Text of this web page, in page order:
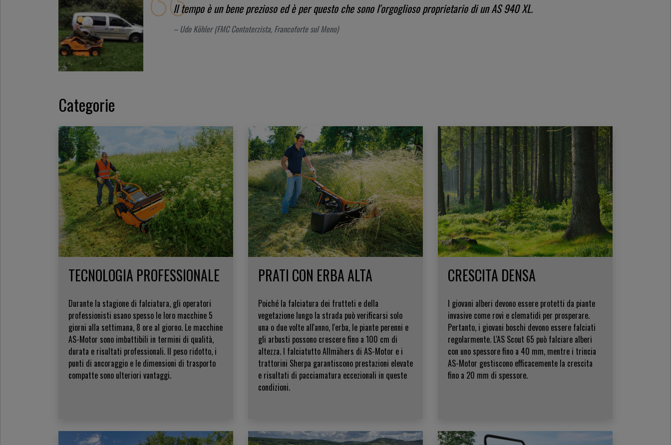
Il tempo è un bene prezioso ed è per questo che sono l'orgoglioso proprietario di un AS 940 XL.
– Udo Köhler (FMC Contoterzista, Francoforte sul Meno)
Categorie
TECNOLOGIA PROFESSIONALE
Durante la stagione di falciatura, gli operatori
professionisti usano spesso le loro macchine 5
giorni alla settimana, 8 ore al giorno. Le macchine
AS-Motor sono imbattibili in termini di qualità,
durata e risultati professionali. Il peso ridotto, i
punti di ancoraggio e le dimensioni di trasporto
compatte sono ulteriori vantaggi.
PRATI CON ERBA ALTA
Poiché la falciatura dei frutteti e della
vegetazione lungo la strada può verificarsi solo
una o due volte all'anno, l'erba, le piante perenni e
gli arbusti possono crescere fino a 100 cm di
altezza. I falciatutto Allmähers di AS-Motor e i
trattorini Sherpa garantiscono prestazioni elevate
e risultati di pacciamatura eccezionali in queste
condizioni.
CRESCITA DENSA
I giovani alberi devono essere protetti da piante
invasive come rovi e clematidi per prosperare.
Pertanto, i giovani boschi devono essere falciati
regolarmente. L'AS Scout 65 può falciare alberi
con uno spessore fino a 40 mm, mentre i trincia
AS-Motor gestiscono efficacemente la crescita
fino a 20 mm di spessore.